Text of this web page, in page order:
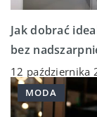
Jak dobrać
bez
12 października
MODA